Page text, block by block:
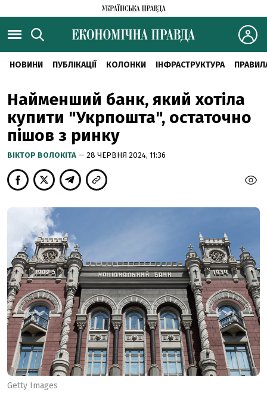
НОВИНИ ПУБЛІКАЦІЇ КОЛОНКИ ІНФРАСТРУКТУРА
Найменший банк, який хотіла
купити "Укрпошта", остаточно
пішов з ринку
ВІКТОР ВОЛОКІТА — 28 ЧЕРВНЯ 2024, 11:36
Getty Images